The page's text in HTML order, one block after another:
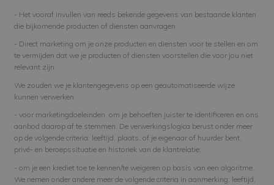
- Het vooraf invullen van reeds bekende gegevens van bestaande klanten
die bijkomende producten of diensten aanvragen
- Direct marketing om je onze producten en diensten voor te stellen en om
te vermijden dat we je producten of diensten voorstellen die voor jou niet
relevant zijn
We zouden we je klantengegevens op een geautomatiseerde wijze
kunnen verwerken:
- voor marketingdoeleinden, om je behoeften juister te identificeren en ons
aanbod daarop af te stemmen. De verwerkingslogica berust onder meer
op de volgende criteria: leeftijd, plaats, of je eigenaar of huurder bent,
privé- en beroepssituatie en historiek van de klantrelatie;
- om je een krediet toe te kennen/te weigeren op basis van een algoritme.
We nemen onder andere meer de volgende criteria in aanmerking: leeftijd,